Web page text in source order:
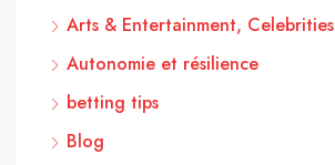
Arts & Entertainment, Celebrities
Autonomie et résilience
betting tips
Blog